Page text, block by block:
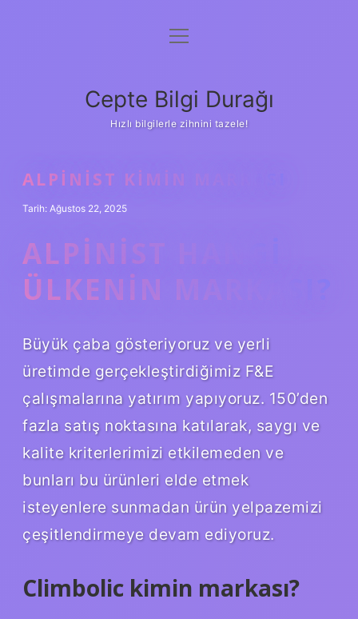
Anasayfa
Yasal Uyarı
menüyü
Cepte Bilgi Durağı
Hızlı bilgilerle zihnini tazele!
ALPINIST KIMIN MARKASI
Tarih: Ağustos 22, 2025
ALPINIST HANGI
ÜLKENIN MARKASI?
Büyük çaba gösteriyoruz ve yerli
üretimde gerçekleştirdiğimiz F&E
çalışmalarına yatırım yapıyoruz. 150’den
fazla satış noktasına katılarak, saygı ve
kalite kriterlerimizi etkilemeden ve
bunları bu ürünleri elde etmek
isteyenlere sunmadan ürün yelpazemizi
çeşitlendirmeye devam ediyoruz.
Climbolic kimin markası?